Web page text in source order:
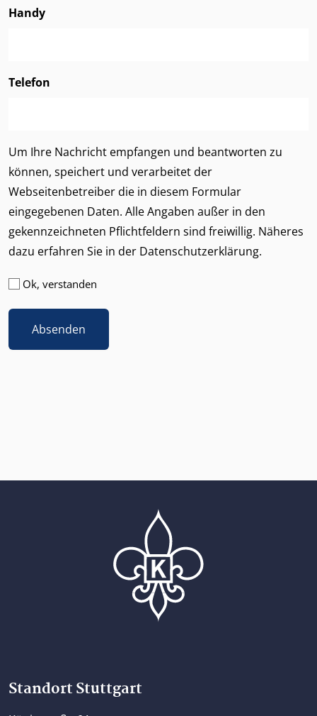
Handy
Telefon
Um Ihre Nachricht empfangen und beantworten zu
können, speichert und verarbeitet der
Webseitenbetreiber die in diesem Formular
eingegebenen Daten. Alle Angaben außer in den
gekennzeichneten Pflichtfeldern sind freiwillig. Näheres
dazu erfahren Sie in der Datenschutzerklärung.
Datenschutzerklärung
(erforderlich)
Ok, verstanden
Standort Stuttgart
Home